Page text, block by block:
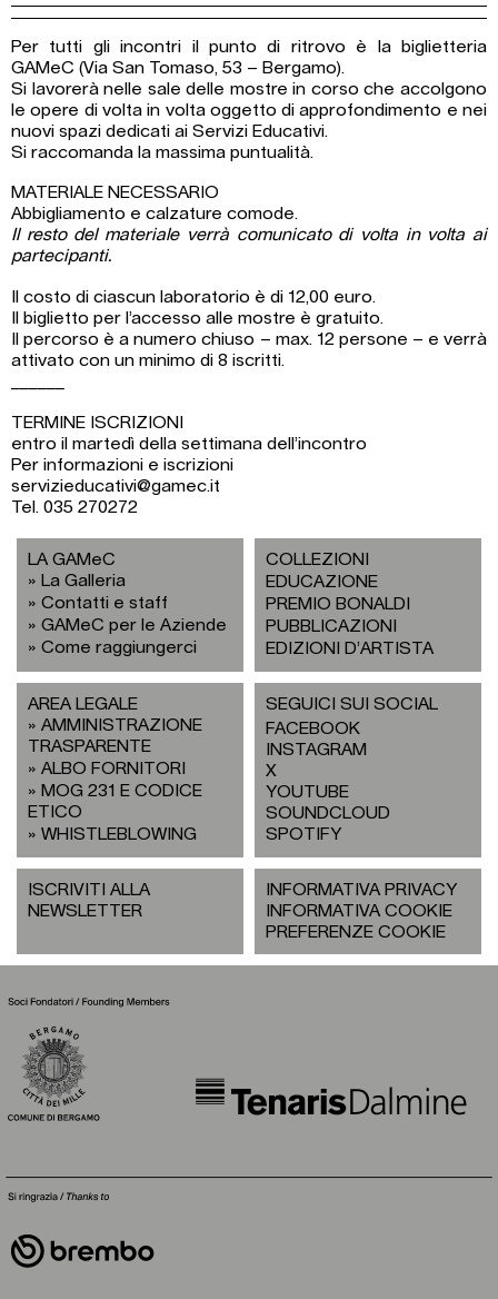
Per tutti gli incontri il punto di ritrovo è la biglietteria
GAMeC (Via San Tomaso, 53 – Bergamo).
Si lavorerà nelle sale delle mostre in corso che accolgono
le opere di volta in volta oggetto di approfondimento e nei
nuovi spazi dedicati ai Servizi Educativi.
Si raccomanda la massima puntualità.
MATERIALE NECESSARIO
Abbigliamento e calzature comode.
Il resto del materiale verrà comunicato di volta in volta ai
partecipanti.
Il costo di ciascun laboratorio è di 12,00 euro.
Il biglietto per l’accesso alle mostre è gratuito.
Il percorso è a numero chiuso – max. 12 persone – e verrà
attivato con un minimo di 8 iscritti.
TERMINE ISCRIZIONI
entro il martedì della settimana dell’incontro
Per informazioni e iscrizioni
servizieducativi@gamec.it
Tel. 035 270272
LA GAMeC
La Galleria
Contatti e staff
GAMeC per le Aziende
Come raggiungerci
COLLEZIONI
EDUCAZIONE
PREMIO BONALDI
PUBBLICAZIONI
EDIZIONI D’ARTISTA
AREA LEGALE
AMMINISTRAZIONE
TRASPARENTE
ALBO FORNITORI
MOG 231 E CODICE
ETICO
WHISTLEBLOWING
SEGUICI SUI SOCIAL
FACEBOOK
INSTAGRAM
X
YOUTUBE
SOUNDCLOUD
SPOTIFY
ISCRIVITI ALLA
NEWSLETTER
INFORMATIVA PRIVACY
INFORMATIVA COOKIE
PREFERENZE COOKIE